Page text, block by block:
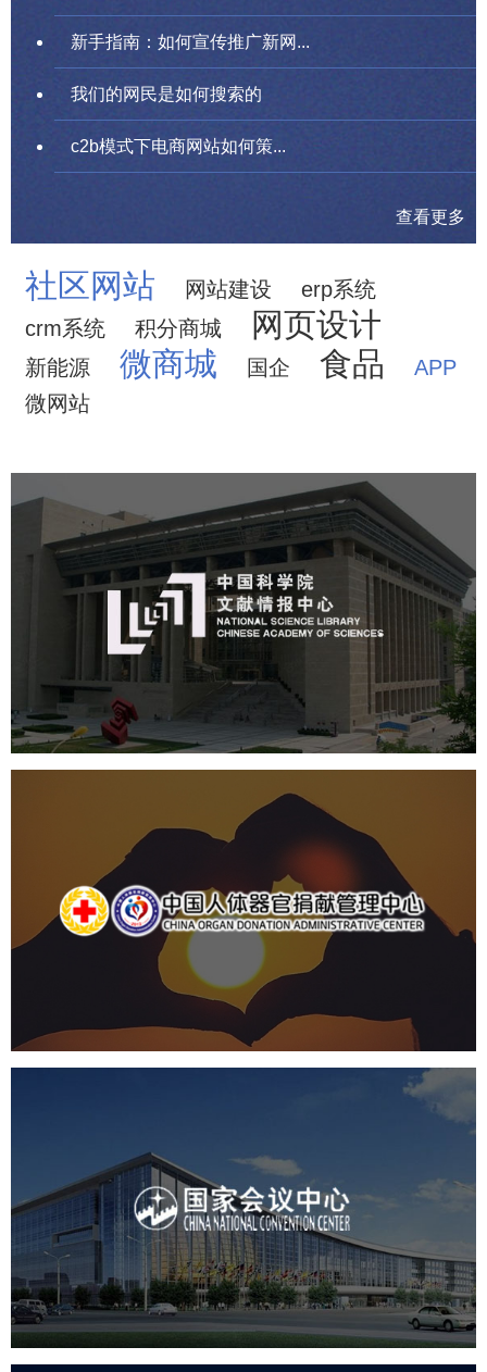
新手指南：如何宣传推广新网...
我们的网民是如何搜索的
c2b模式下电商网站如何策...
查看更多
社区网站 网站建设
erp系统
crm系统
积分商城 网页设计
新能源 微商城 国企 食品
APP
微网站
中国科学院文献情报中心
网站建设 虚拟展厅
数字博物馆建设
展厅空间设计
产品展厅设计
中国人体器官捐献管理中心
国企 品牌官网 网站建设
国家会议中心
专业服务 网站建设 网站设计